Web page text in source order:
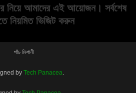
নিয়ে আমাদের এই আয়োজন। সর্বশেষ
নিয়মিত ভিজিট করুন
পাঁচ মিশালী
by Tech Panacea.